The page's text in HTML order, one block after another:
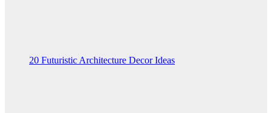
20 Futuristic Architecture Decor Ideas